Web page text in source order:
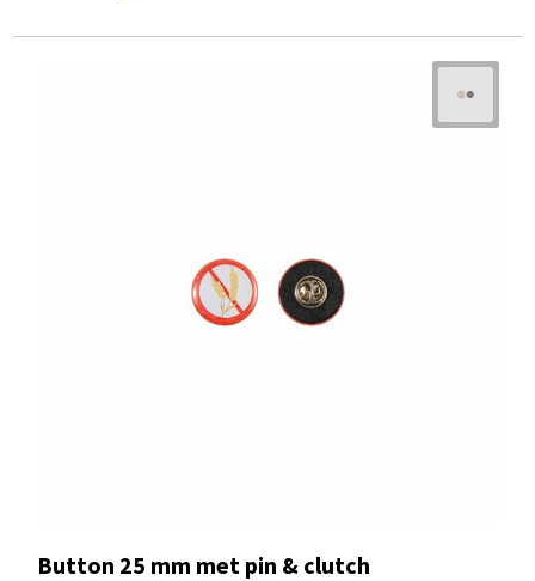
Button 25 mm met pin & clutch